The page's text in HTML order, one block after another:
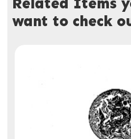
Related Items
want to check